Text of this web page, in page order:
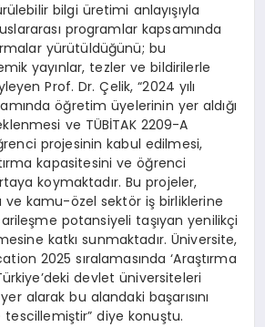
bilgi üretimi anlayışıyla
programlar kapsamında
yürütüldüğünü; bu
yayınlar, tezler ve bildirilerle
Prof. Dr. Çelik, “2024 yılı
öğretim üyelerinin yer aldığı
ve TÜBİTAK 2209-A
projesinin kabul edilmesi,
kapasitesini ve öğrenci
koymaktadır. Bu projeler,
ve kamu-özel sektör iş birliklerine
potansiyeli taşıyan yenilikçi
katkı sunmaktadır. Üniversite,
2025 sıralamasında ‘Araştırma
devlet üniversiteleri
alarak bu alandaki başarısını
diye konuştu.